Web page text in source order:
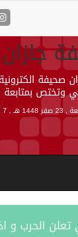
وتختص بمتابعة
1448 هـ , 7 أغسطس 2026 م